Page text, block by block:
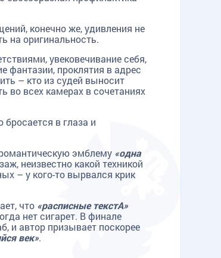
конечно же, удивления не
на оригинальность.
увековечивание себя,
фантазии, проклятия в адрес
– кто из судей выносит
во всех камерах в сочетаниях
бросается в глаза и
эмблему «одна
неизвестно какой техникой
– у кого-то вырвался крик
что «расписные текстА»
нет сигарет. В финале
и автор призывает поскорее
век».